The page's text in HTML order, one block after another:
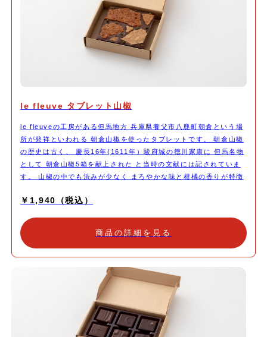
le fleuve タブレット山椒
le fleuveの工房がある但馬地方 兵庫県養父市八鹿町朝倉という場
所が発祥といわれる 朝倉山椒を使ったタブレットです。 朝倉山椒
の歴史は古く、 慶長16年(1611年）駿府城の徳川家康に 但馬名物
として 朝倉山椒5箱を献上された と当時の文献には記されていま
す。 山椒の中でも渋みが少なく まろやかな味と柑橘の香りが特徴
生かすために、 エクアドル産カカオを中心に le fleuveオリジナル
な 自家製クッキーを合わせました。 ほうじ茶や緑茶などとの 飲み
物のペアリングもおすすめです。
￥1,940（税込）
商品の詳細を見る